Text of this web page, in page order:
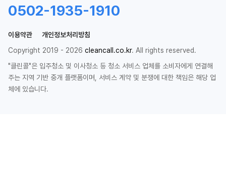
0502-1935-1910
이용약관
개인정보처리방침
Copyright 2019 - 2026 cleancall.co.kr. All rights reserved.
"클린콜"은 입주청소 및 이사청소 등 청소 서비스 업체를 소비자에게 연결해
주는 지역 기반 중개 플랫폼이며, 서비스 계약 및 분쟁에 대한 책임은 해당 업
체에 있습니다.